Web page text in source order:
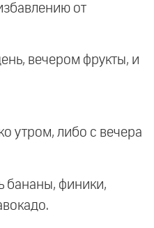
от
вечером фрукты, и
утром, либо с вечера
бананы, финики,